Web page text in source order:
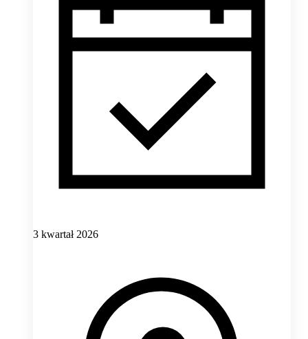
3 kwartał 2026